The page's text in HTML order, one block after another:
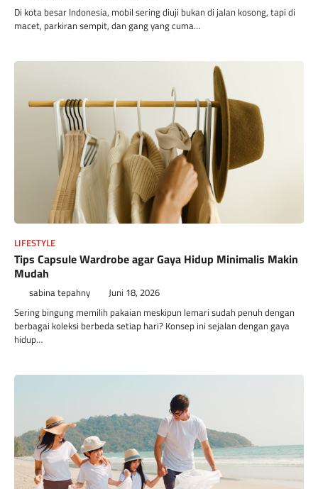
Di kota besar Indonesia, mobil sering diuji bukan di jalan kosong, tapi di
macet, parkiran sempit, dan gang yang cuma…
LIFESTYLE
Tips Capsule Wardrobe agar Gaya Hidup Minimalis Makin
Mudah
sabina tepahny Juni 18, 2026
Sering bingung memilih pakaian meskipun lemari sudah penuh dengan
berbagai koleksi berbeda setiap hari? Konsep ini sejalan dengan gaya
hidup…